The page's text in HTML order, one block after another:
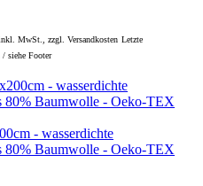
MwSt., zzgl. Versandkosten Letzte
/ siehe Footer
- wasserdichte
80% Baumwolle - Oeko-TEX